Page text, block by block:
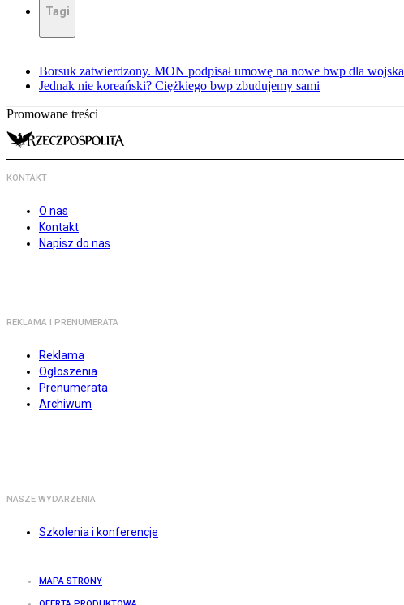
Tagi
Borsuk zatwierdzony. MON podpisał umowę na nowe bwp dla wojska
Jednak nie koreański? Ciężkiego bwp zbudujemy sami
Promowane treści
KONTAKT
O nas
Kontakt
Napisz do nas
REKLAMA I PRENUMERATA
Reklama
Ogłoszenia
Prenumerata
Archiwum
NASZE WYDARZENIA
Szkolenia i konferencje
MAPA STRONY